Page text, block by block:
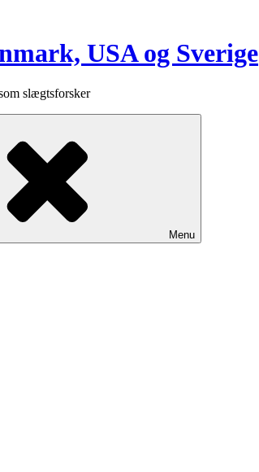
USA og Sverige
slægtsforsker
Menu